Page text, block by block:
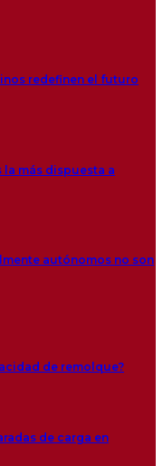
redefinen el futuro
la más dispuesta a
autónomos no son
de remolque?
de carga en